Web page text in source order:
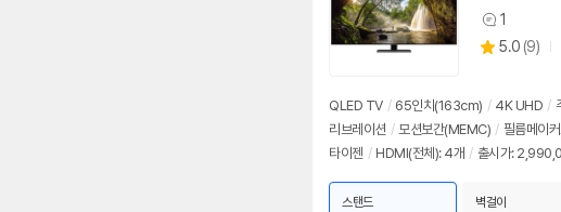
상
품
1
별
5.0 (상
9)
QLED TV / 65인치(163cm) / 4K UHD /
리브레이션 / 모션보간(MEMC) / 필름메이
타이젠 / HDMI(전체): 4개 / 출시가:
스탠드 벽걸이